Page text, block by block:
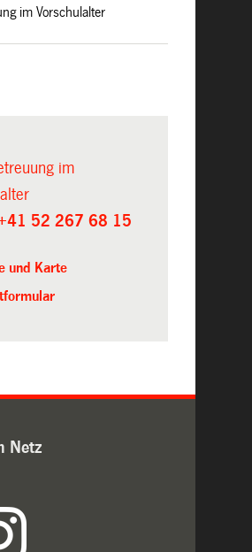
im Vorschulalter
im
52 267 68 15
und Karte
Netz